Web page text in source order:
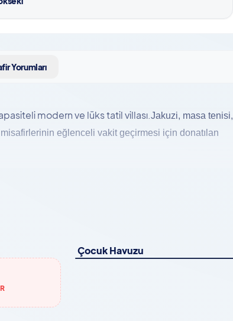
Yorumları
modern ve lüks tatil villası. Jakuzi, masa tenisi,
eğlenceli vakit geçirmesi için donatılan
Çocuk Havuzu